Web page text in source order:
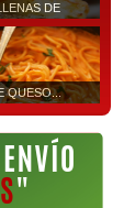
DE
QUESO...